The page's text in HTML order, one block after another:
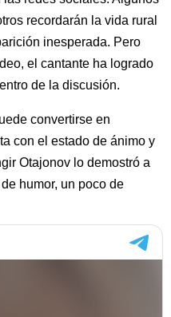
recordarán la vida rural
inesperada. Pero
el cantante ha logrado
de la discusión.
convertirse en
con el estado de ánimo y
Otajonov lo demostró a
humor, un poco de